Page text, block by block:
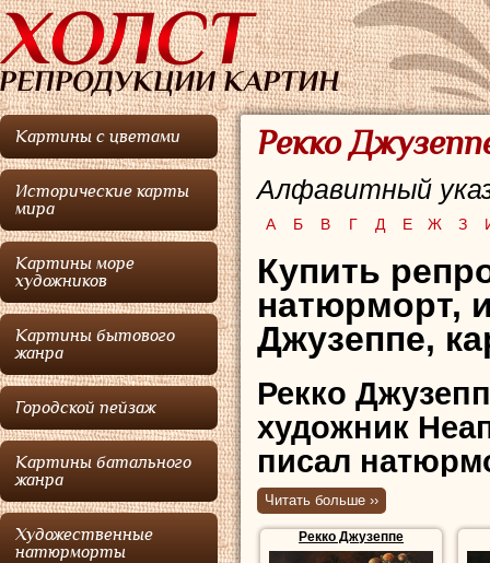
Картины с цветами
Исторические карты
мира
Картины море
художников
Картины бытового
жанра
Городской пейзаж
Картины батального
жанра
Художественные
натюрморты
Рекко
Алфавитный
А Б В Г Д Е Ж З
Купить
натюрморт,
Джузеппе,
Рекко
художник
писал
Реккородился
художников,
Читать больше ››
Рекко Джузеппе